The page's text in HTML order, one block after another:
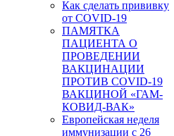
Как сделать прививку
от COVID-19
ПАМЯТКА
ПАЦИЕНТА О
ПРОВЕДЕНИИ
ВАКЦИНАЦИИ
ПРОТИВ COVID-19
ВАКЦИНОЙ «ГАМ-
КОВИД-ВАК»
Европейская неделя
иммунизации с 26